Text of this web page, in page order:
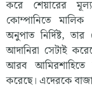
করে শেয়ারের
কোম্পানিতে মালিক
অনুপাত নির্দিষ্ট,
আদানিরা সেটাই
আরব আমিরশাহিতে
করেছে। এদেরকে